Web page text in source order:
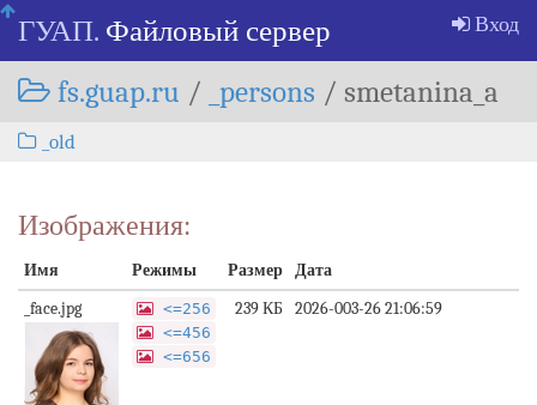
Skip
navigation
Вход
ГУАП. Файловый сервер
fs.guap.ru / _persons / smetanina_a
_old
Изображения:
Имя Режимы Размер Дата
_face.jpg
<=256
<=456
<=656
239 КБ 2026-003-26 21:06:59